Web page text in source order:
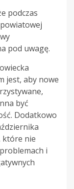
podczas
pod uwagę.
jest, aby nowe
być
Dodatkowo
które nie
i